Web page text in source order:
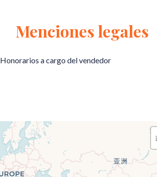
Menciones legales
Honorarios a cargo del vendedor